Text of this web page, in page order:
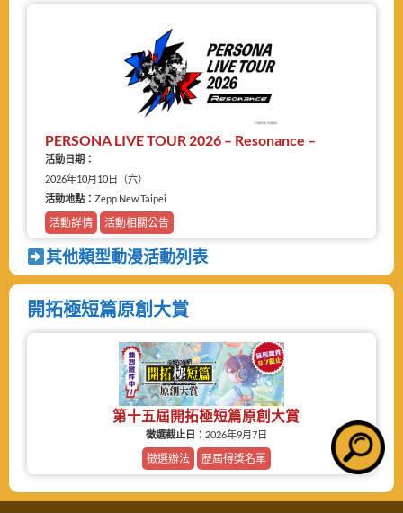
PERSONA LIVE TOUR 2026 – Resonance –
活動日期：
2026年10月10日（六）
活動地點： Zepp New Taipei
活動詳情 活動相關公告
其他類型動漫活動列表
開拓極短篇原創大賞
第十五屆開拓極短篇原創大賞
徵選截止日： 2026年9月7日
徵選辦法 歷屆得獎名單